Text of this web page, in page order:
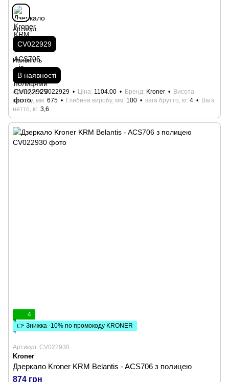
Артикул
CV022929
Наявність
В наявності
Артикул CV022929 Ціна 1104.00 Бренд Kroner
Висота
виробу, мм 675 Глибина виробу, мм 100 вага брутто, кг 4
Вага
нетто, кг 3,6
4
👉 Знижка -10% по промокоду KRONER
Артикул: CV022930
Kroner
Дзеркало Kroner KRM Belantis - ACS706 з полицею
874 грн